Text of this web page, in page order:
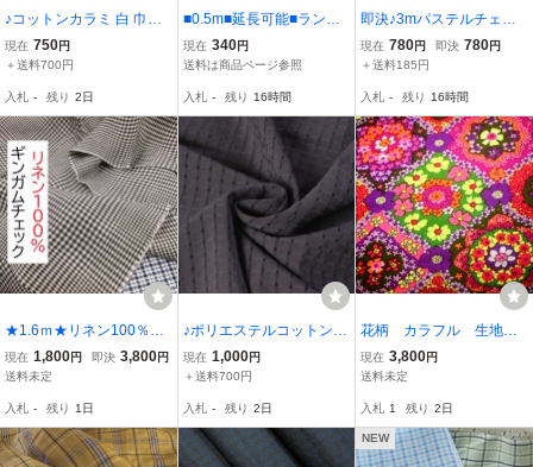
♪コットンカラミ 白 巾：1
45cm♪3.2m[A4608-h-3.2
m]
現在 750円
＋送料700円
入札 - 残り 2日
■0.5m■延長可能■ランダ
ムタック ◇イエローベ
ージュX黒チェック
現在 340円
送料は商品ページ参照
入札 - 残り 16時間
即決♪3mパステルチェッ
ク 圧縮コットン くしゅく
しゅ薄地 格子地柄織り 生
現在 780円 即決 780円
＋送料185円
入札 - 残り 16時間
★1.6ｍ★リネン100％★
ギンガムチェック★炭黒
★FL100-9941★ハンドメ
★洋裁★新品★同梱発送
可能★
現在 1,800円 即決 3,800円
送料未定
入札 - 残り 1日
♪ポリエステルコットンド
ビーレースチェックタン
ブラー グレー 巾：140cm
現在 1,000円
＋送料700円
入札 - 残り 2日
花柄 カラフル 生地 1
ヤード ビンテージ 未
使用
現在 3,800円
送料未定
入札 1 残り 2日
NEW